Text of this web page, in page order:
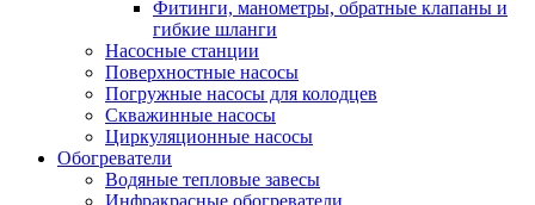
Фитинги, манометры, обратные клапаны и
гибкие шланги
Насосные станции
Поверхностные насосы
Погружные насосы для колодцев
Скважинные насосы
Циркуляционные насосы
Обогреватели
Водяные тепловые завесы
Инфракрасные обогреватели